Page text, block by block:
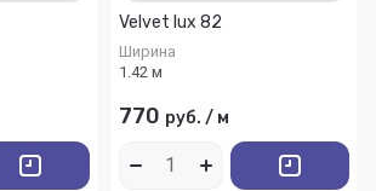
Velvet lux 82
Ширина
1.42 м
770 руб. / м